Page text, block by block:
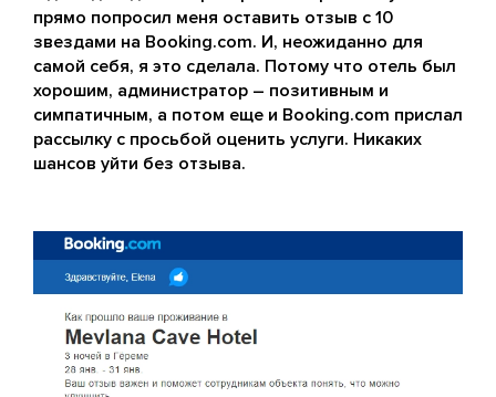
прямо попросил меня оставить отзыв с 10
звездами на Booking.com. И, неожиданно для
самой себя, я это сделала. Потому что отель был
хорошим, администратор – позитивным и
симпатичным, а потом еще и Booking.com прислал
рассылку с просьбой оценить услуги. Никаких
шансов уйти без отзыва.